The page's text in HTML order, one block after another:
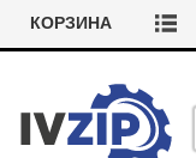
КОРЗИНА